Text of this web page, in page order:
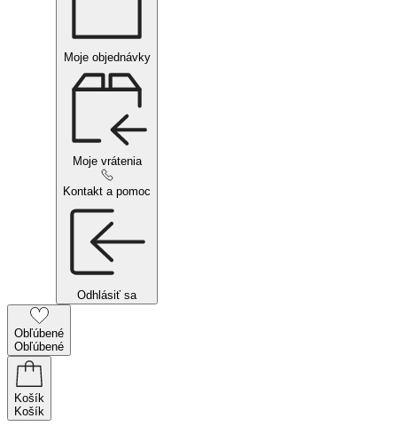
Moje objednávky
Moje vrátenia
Kontakt a pomoc
Odhlásiť sa
Obľúbené
Obľúbené
Košík
Košík